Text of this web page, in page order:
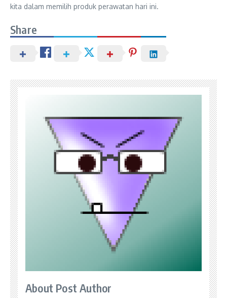
kita dalam memilih produk perawatan hari ini.
Share
About Post Author